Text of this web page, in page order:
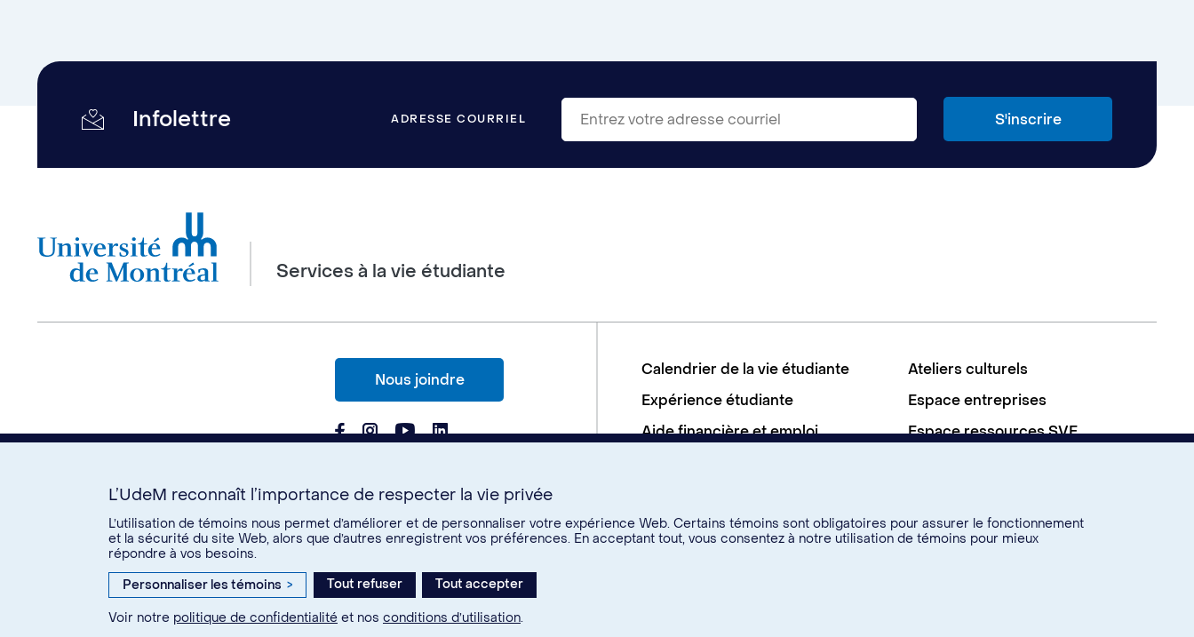
Infolettre ADRESSE COURRIEL
Services à la vie étudiante
Nous joindre
Calendrier de la vie étudiante
Ateliers culturels
Expérience étudiante
Espace entreprises
Aide financière et emploi
Espace ressources SVE
© Université de Montréal, 2026. Tous droits réservés. Confidentialité Conditions d’utilisation
L’UdeM reconnaît l’importance de respecter la vie privée
L’utilisation de témoins nous permet d’améliorer et de personnaliser votre expérience Web. Certains témoins sont obligatoires pour assurer le fonctionnement
et la sécurité du site Web, alors que d’autres enregistrent vos préférences. En acceptant tout, vous consentez à notre utilisation de témoins pour mieux
répondre à vos besoins.
Personnaliser les témoins > Tout refuser
Tout accepter
Voir notre politique de confidentialité et nos conditions d’utilisation.